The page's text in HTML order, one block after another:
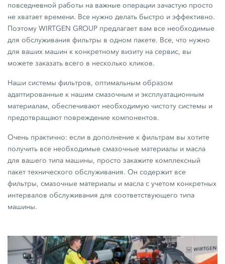
повседневной работы на важные операции зачастую просто
не хватает времени. Все нужно делать быстро и эффективно.
Поэтому WIRTGEN GROUP предлагает вам все необходимые
для обслуживания фильтры в одном пакете. Все, что нужно
для ваших машин к конкретному визиту на сервис, вы
можете заказать всего в несколько кликов.
Наши системы фильтров, оптимальным образом
адаптированные к нашим смазочным и эксплуатационным
материалам, обеспечивают необходимую чистоту системы и
предотвращают повреждение компонентов.
Очень практично: если в дополнение к фильтрам вы хотите
получить все необходимые смазочные материалы и масла
для вашего типа машины, просто закажите комплексный
пакет технического обслуживания. Он содержит все
фильтры, смазочные материалы и масла с учетом конкретных
интервалов обслуживания для соответствующего типа
машины.